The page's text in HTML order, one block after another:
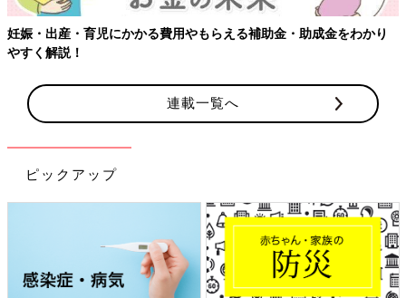
娠・出産・育児にかかる費用やもらえる補助金・助成金をわかり
すく解説！
連載一覧へ
ピックアップ